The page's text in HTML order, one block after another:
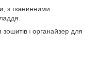
з тканинними
і органайзер для